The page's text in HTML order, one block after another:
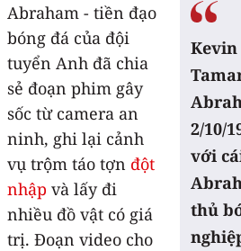
Kevin
2/10/
với
thủ
Abraham - tiền đạo
bóng đá của đội
tuyển Anh đã chia
sẻ đoạn phim gây
sốc từ camera an
ninh, ghi lại cảnh
vụ trộm táo tợn đột
nhập và lấy đi
nhiều đồ vật có giá
trị. Đoạn video cho